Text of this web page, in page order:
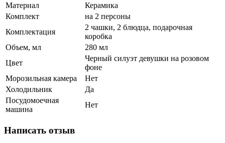
Материал
Керамика
Комплект
на 2 персоны
Комплектация
2 чашки, 2 блюдца, подарочная
коробка
Объем, мл
280 мл
Цвет
Черный силуэт девушки на розовом
фоне
Морозильная камера
Нет
Холодильник
Да
Посудомоечная
машина
Нет
Написать отзыв